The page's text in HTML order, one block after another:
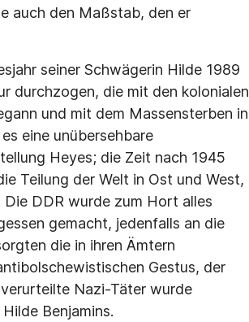
auch den Maßstab, den er
seiner Schwägerin Hilde 1989
durchzogen, die mit den kolonialen
und mit dem Massensterben in
eine unübersehbare
Heyes; die Zeit nach 1945
Teilung der Welt in Ost und West,
DDR wurde zum Hort alles
gemacht, jedenfalls an die
die in ihren Ämtern
Gestus, der
Nazi-Täter wurde
Benjamins.